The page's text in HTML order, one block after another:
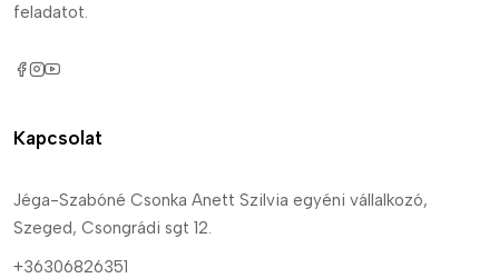
feladatot.
Kapcsolat
Jéga-Szabóné Csonka Anett Szilvia egyéni vállalkozó,
Szeged, Csongrádi sgt 12.
+36306826351